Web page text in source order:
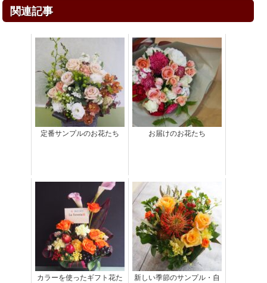
関連記事
定番サンプルのお花たち お届けのお花たち
カラーを使ったギフト花た
新しい季節のサンプル・自